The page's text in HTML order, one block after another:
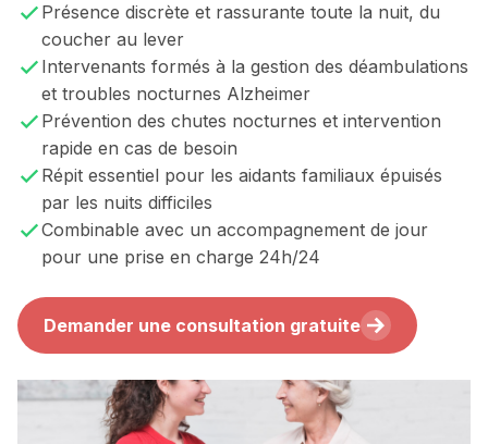
Présence discrète et rassurante toute la nuit, du
coucher au lever
Intervenants formés à la gestion des déambulations
et troubles nocturnes Alzheimer
Prévention des chutes nocturnes et intervention
rapide en cas de besoin
Répit essentiel pour les aidants familiaux épuisés
par les nuits difficiles
Combinable avec un accompagnement de jour
pour une prise en charge 24h/24
Demander une consultation gratuite